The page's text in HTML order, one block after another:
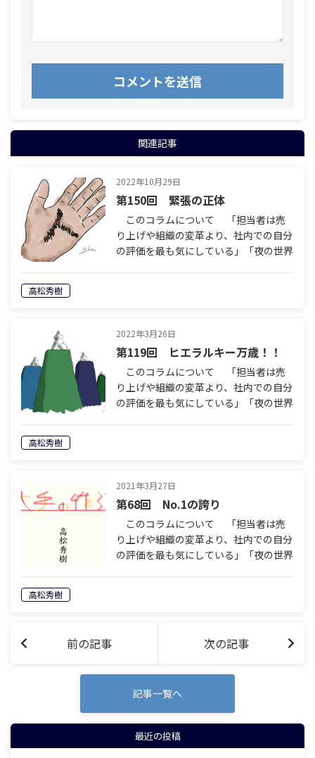
関連記事
2022年10月29日
第150回 緊張の正体
このコラムについて 「担当者は売
り上げや組織の変革より、社内での自分
の評価を最も気にしている」「夜の世界
高松秀樹
2022年3月26日
第119回 ヒエラルキー万歳！！
このコラムについて 「担当者は売
り上げや組織の変革より、社内での自分
の評価を最も気にしている」「夜の世界
高松秀樹
2021年3月27日
第68回 No.1の誇り
このコラムについて 「担当者は売
り上げや組織の変革より、社内での自分
の評価を最も気にしている」「夜の世界
高松秀樹
前の記事 次の記事
記事一覧へ
最近の投稿